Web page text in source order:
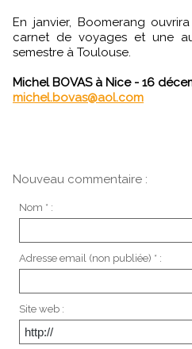
En janvier, Boomerang
carnet de voyages et une
semestre à Toulouse.
Michel BOVAS à Nice - 16
michel.bovas@aol.com
Nouveau commentaire :
Nom * :
Adresse email (non publiée) * :
Site web :